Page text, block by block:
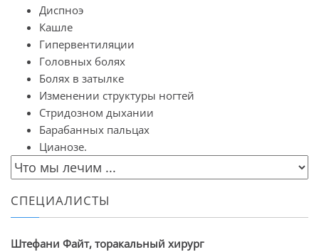
Диспноэ
Кашле
Гипервентиляции
Головных болях
Болях в затылке
Изменении структуры ногтей
Стридозном дыхании
Барабанных пальцах
Цианозе.
СПЕЦИАЛИСТЫ
Штефани Файт, торакальный хирург